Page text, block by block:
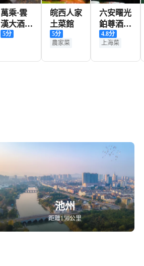
萬乘·雲
漢大酒店
（佛子嶺
5分
皖西人家
土菜館
5分
農家菜
六安曙光
鉑尊酒店
·皋城小
館
4.8分
上海菜
池州
距離150公里